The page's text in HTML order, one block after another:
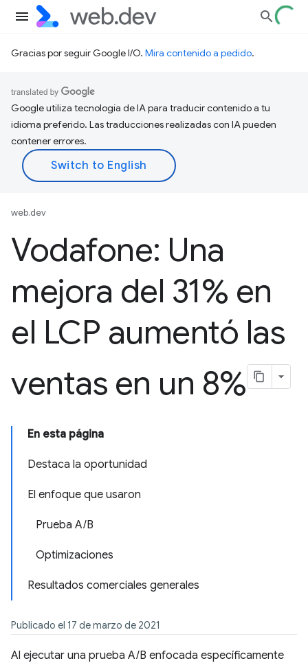
Gracias por seguir Google I/O. Mira contenido a pedido.
Google utiliza tecnología de IA para traducir contenido a tu
idioma preferido. Las traducciones realizadas con IA pueden
contener errores.
web.dev
Vodafone: Una
mejora del 31% en
el LCP aumentó las
ventas en un 8%
En esta página
Destaca la oportunidad
El enfoque que usaron
Prueba A/B
Optimizaciones
Resultados comerciales generales
Publicado el 17 de marzo de 2021
Al ejecutar una prueba A/B enfocada específicamente